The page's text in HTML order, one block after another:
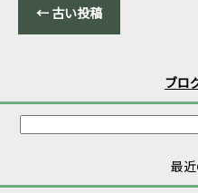
← 古い投稿
ブロ
最